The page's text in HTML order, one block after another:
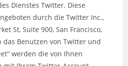
Dienstes Twitter. Diese
durch die Twitter Inc.,
St, Suite 900, San Francisco,
das Benutzen von Twitter und
werden die von Ihnen